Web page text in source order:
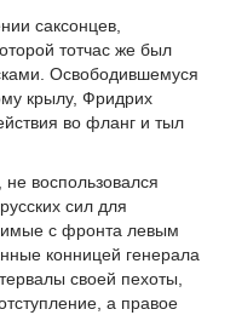
саксонцев,
тотчас же был
Освободившемуся
крылу, Фридрих
йствия во фланг и тыл
воспользовался
сил для
с фронта левым
конницей генерала
своей пехоты,
а правое